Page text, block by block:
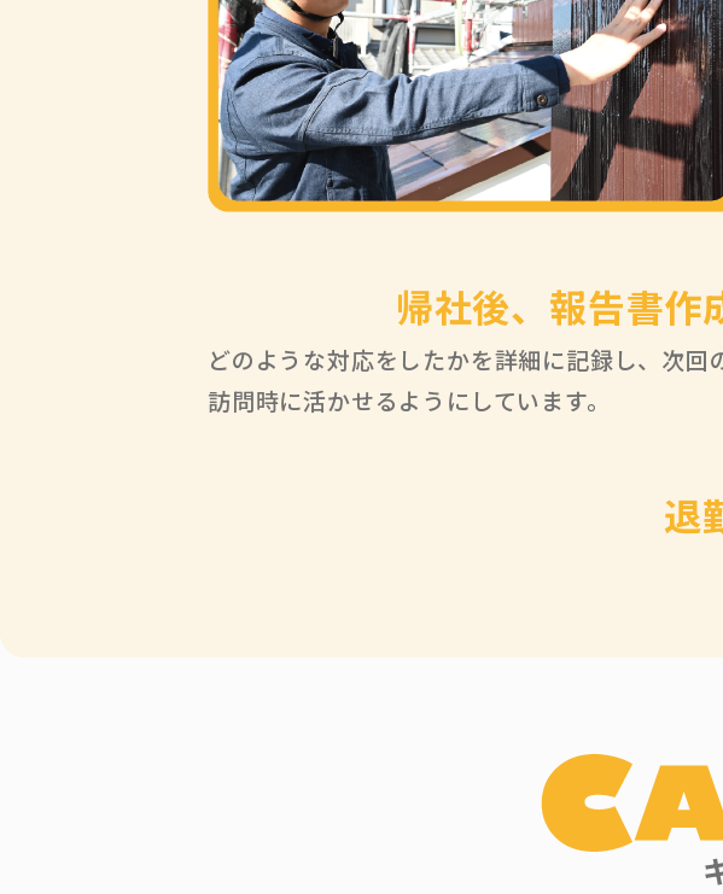
帰社後、報告書作
どのような対応をしたかを詳細に記録し、次回
訪問時に活かせるようにしています。
退